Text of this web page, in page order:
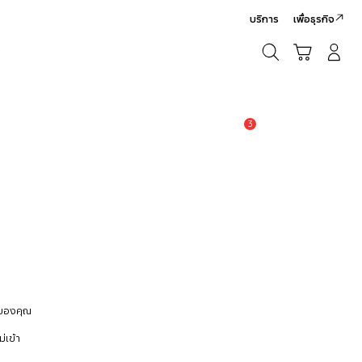
บริการ เพื่อธุรกิจ
3
องคุณ
ข้า